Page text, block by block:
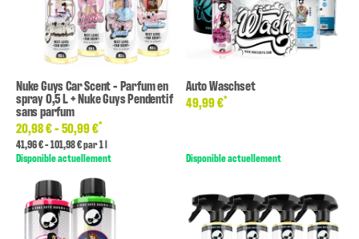
Nuke Guys Car Scent - Parfum en
spray 0,5 L + Nuke Guys Pendentif
sans parfum
20,98 € -50,99 €*
41,96 € - 101,98 € par 1 l
Disponible actuellement
Auto Waschset
49,99 €*
Disponible actuellement